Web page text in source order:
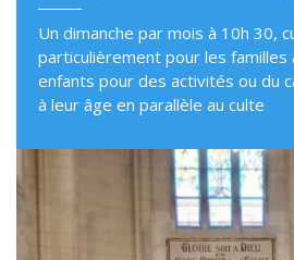
Un dimanche par mois à 10h 30,
particulièrement pour les familles
enfants pour des activités ou du
à leur âge en parallèle au culte